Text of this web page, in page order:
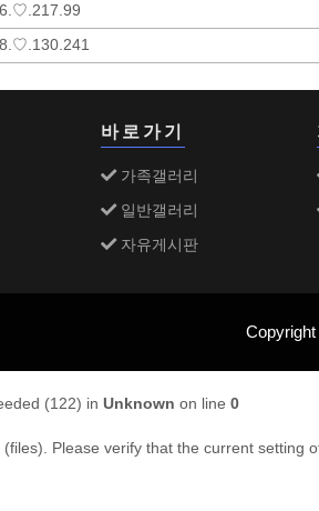
바로가기
가족갤러리
일반갤러리
자유게시판
(122) in Unknown on line 0
Please verify that the current